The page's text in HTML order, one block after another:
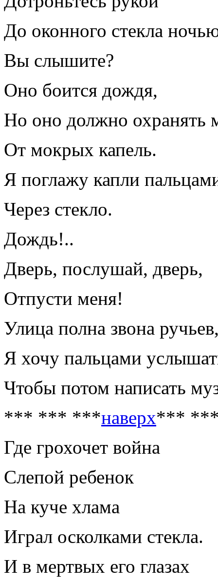
До оконного стекла
Вы слышите?
Оно боится дождя,
Но оно должно охранять
От мокрых капель.
Я поглажу капли
Через стекло.
Дождь!..
Дверь, послушай, дверь,
Отпусти меня!
Улица полна звона
Я хочу пальцами
Чтобы потом написать
*** *** ***наверх***
Где грохочет война
Слепой ребенок
На куче хлама
Играл осколками стекла.
И в мертвых его глазах